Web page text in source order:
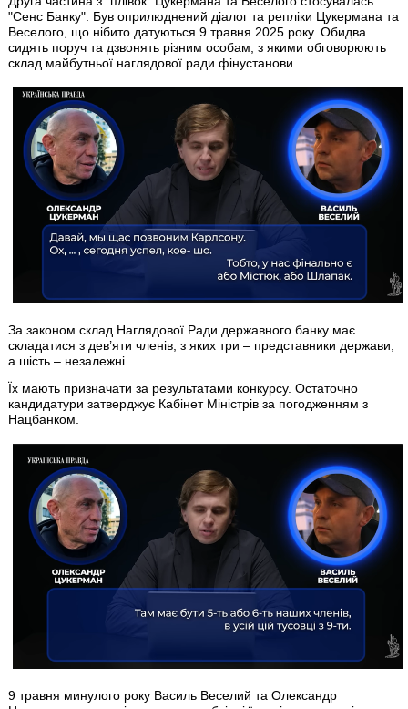
"Сенс Банку". Був оприлюднений діалог та репліки Цукермана та
Веселого, що нібито датуються 9 травня 2025 року. Обидва
сидять поруч та дзвонять різним особам, з якими обговорюють
склад майбутньої наглядової ради фінустанови.
За законом склад Наглядової Ради державного банку має
складатися з дев’яти членів, з яких три – представники держави,
а шість – незалежні.
Їх мають призначати за результатами конкурсу. Остаточно
кандидатури затверджує Кабінет Міністрів за погодженням з
Нацбанком.
9 травня минулого року Василь Веселий та Олександр